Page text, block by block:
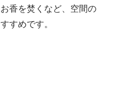
香を焚くなど、空間の
すめです。